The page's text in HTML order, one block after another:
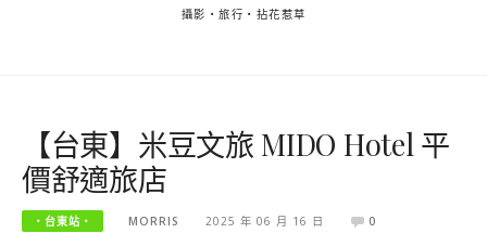
攝影‧旅行‧拈花惹草
【台東】米豆文旅 MIDO Hotel 平
價舒適旅店
‧台東站‧ MORRIS 2025 年 06 月 16 日 0